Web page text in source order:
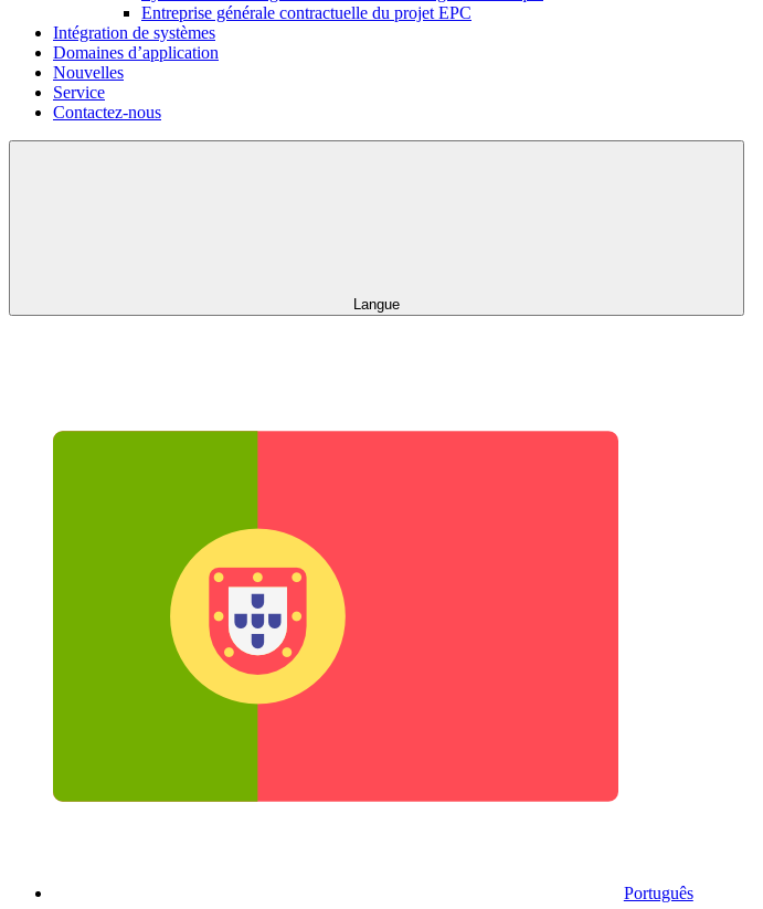
Entreprise générale contractuelle du projet EPC
Intégration de systèmes
Domaines d’application
Nouvelles
Service
Contactez-nous
Langue
Português